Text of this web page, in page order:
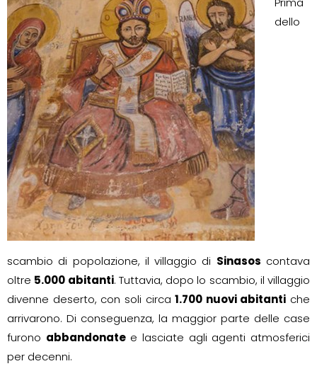
dello
scambio di popolazione, il villaggio di Sinasos contava
oltre 5.000 abitanti. Tuttavia, dopo lo scambio, il villaggio
divenne deserto, con soli circa1.700 nuovi abitanti che
arrivarono. Di conseguenza, la maggior parte delle case
furono abbandonatee lasciate agli agenti atmosferici
per decenni.